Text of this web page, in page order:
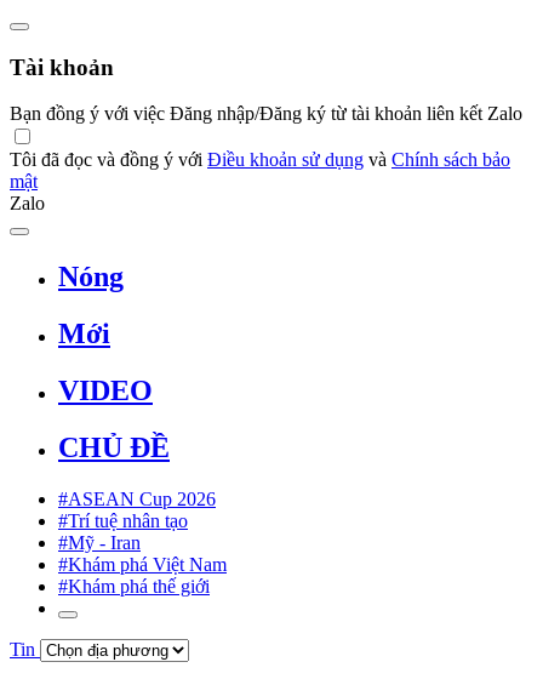
Tài khoản
Bạn đồng ý với việc Đăng nhập/Đăng ký từ tài khoản liên kết Zalo
Tôi đã đọc và đồng ý với Điều khoản sử dụng và Chính sách bảo
mật
Zalo
Nóng
Mới
VIDEO
CHỦ ĐỀ
#ASEAN Cup 2026
#Trí tuệ nhân tạo
#Mỹ - Iran
#Khám phá Việt Nam
#Khám phá thế giới
Tin